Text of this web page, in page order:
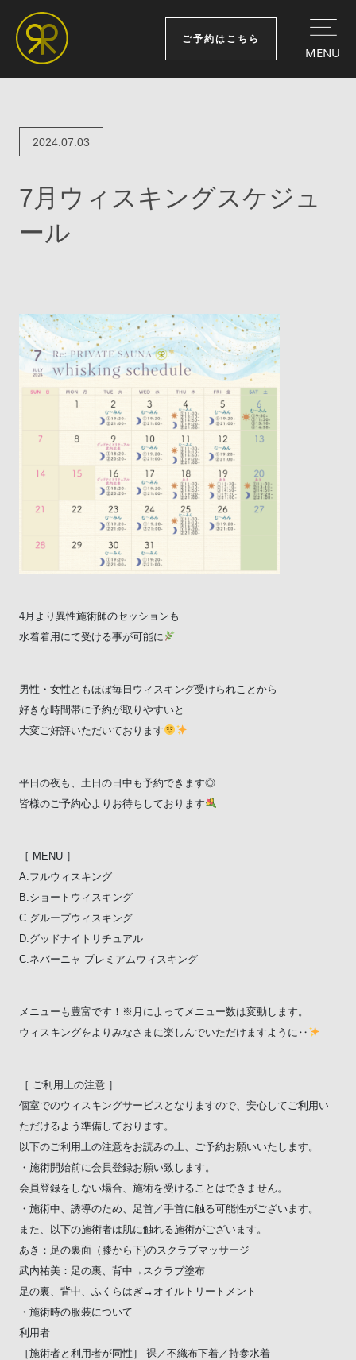
ご予約はこちら
MENU
2024.07.03
7月ウィスキングスケジュ
ール
4月より異性施術師のセッションも
水着着用にて受ける事が可能に
男性・女性ともほぼ毎日ウィスキング受けられことから
好きな時間帯に予約が取りやすいと
大変ご好評いただいております
平日の夜も、土日の日中も予約できます◎
皆様のご予約心よりお待ちしております
［ MENU ］
A.フルウィスキング
B.ショートウィスキング
C.グループウィスキング
D.グッドナイトリチュアル
C.ネバーニャ プレミアムウィスキング
メニューも豊富です！※月によってメニュー数は変動します。
ウィスキングをよりみなさまに楽しんでいただけますように‥
［ ご利用上の注意 ］
個室でのウィスキングサービスとなりますので、安心してご利用い
ただけるよう準備しております。
以下のご利用上の注意をお読みの上、ご予約お願いいたします。
・施術開始前に会員登録お願い致します。
会員登録をしない場合、施術を受けることはできません。
・施術中、誘導のため、足首／手首に触る可能性がございます。
また、以下の施術者は肌に触れる施術がございます。
あき：足の裏面（膝から下)のスクラブマッサージ
武内祐美：足の裏、背中→スクラブ塗布
足の裏、背中、ふくらはぎ→オイルトリートメント
・施術時の服装について
利用者
［施術者と利用者が同性］ 裸／不織布下着／持参水着